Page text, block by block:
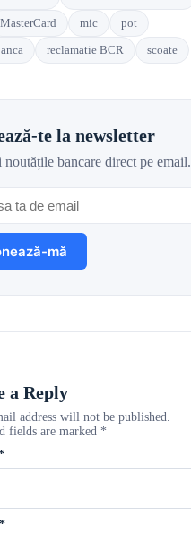
MasterCard mic
pot
reclamatie BCR scoate
te la newsletter
noutățile bancare direct pe email.
a Reply
address will not be published.
fields are marked *
*